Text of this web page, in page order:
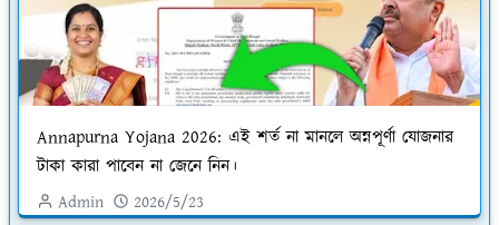
Annapurna Yojana 2026: এই শর্ত না মানলে অন্নপূর্ণা যোজনার
টাকা কারা পাবেন না জেনে নিন।
Admin 2026/5/23